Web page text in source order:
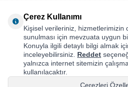
Çerez Kullanımı
Kişisel verileriniz, hizmetlerimizin
sunulması için mevzuata uygun
Konuyla ilgili detaylı bilgi almak
inceleyebilirsiniz. Reddet
yalnızca internet sitemizin
kullanılacaktır.
Çerezleri